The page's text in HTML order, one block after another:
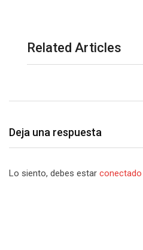
Related Articles
Deja una respuesta
Lo siento, debes estar conectado